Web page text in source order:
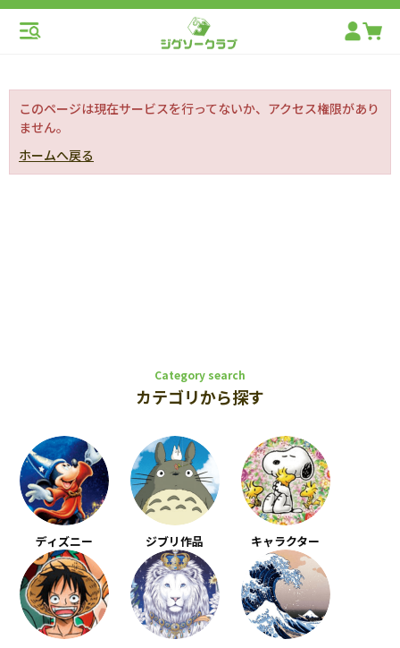
このページは現在サービスを行ってないか、アクセス権限があり
ません。
ホームへ戻る
Category search
カテゴリから探す
ディズニー ジブリ作品 キャラクター